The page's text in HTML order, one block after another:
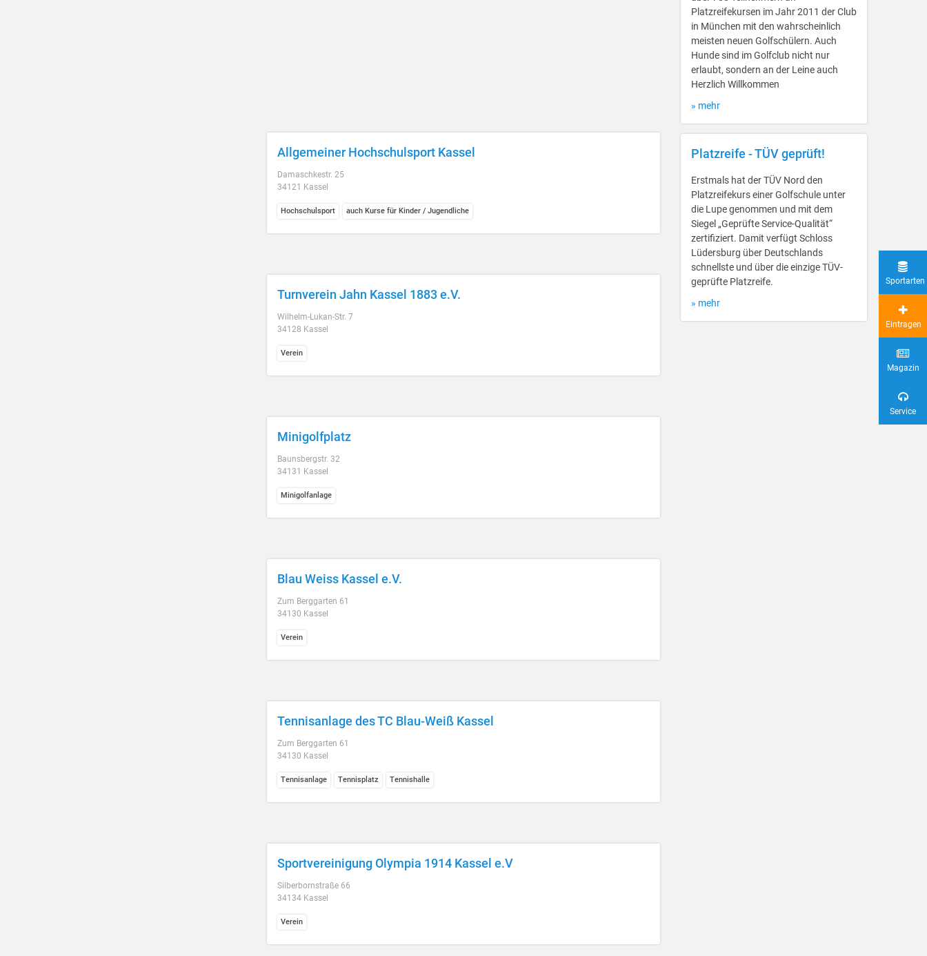
Allgemeiner Hochschulsport Kassel
Damaschkestr. 25
34121 Kassel
Hochschulsport auch Kurse für Kinder / Jugendliche
Turnverein Jahn Kassel 1883 e.V.
Wilhelm-Lukan-Str. 7
34128 Kassel
Verein
Minigolfplatz
Baunsbergstr. 32
34131 Kassel
Minigolfanlage
Blau Weiss Kassel e.V.
Zum Berggarten 61
34130 Kassel
Verein
Tennisanlage des TC Blau-Weiß Kassel
Zum Berggarten 61
34130 Kassel
Tennisanlage Tennisplatz Tennishalle
Sportvereinigung Olympia 1914 Kassel e.V
Silberbornstraße 66
34134 Kassel
Verein
Platzreifekursen im Jahr 2011 der Club
in München mit den wahrscheinlich
meisten neuen Golfschülern. Auch
Hunde sind im Golfclub nicht nur
erlaubt, sondern an der Leine auch
Herzlich Willkommen
» mehr
Platzreife - TÜV geprüft!
Erstmals hat der TÜV Nord den
Platzreifekurs einer Golfschule unter
die Lupe genommen und mit dem
Siegel „Geprüfte Service-Qualität“
zertifiziert. Damit verfügt Schloss
Lüdersburg über Deutschlands
schnellste und über die einzige TÜV-
geprüfte Platzreife.
» mehr
Sportarten
Eintragen
Magazin
Service